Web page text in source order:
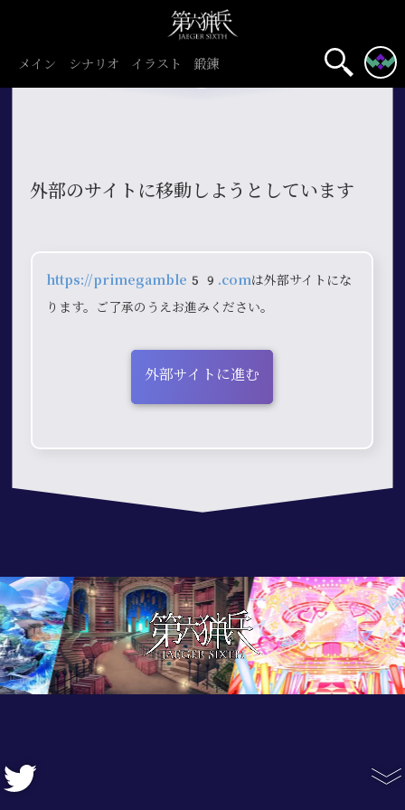
メイン シナリオ イラスト 鍛錬
外部のサイトに移動しようとしています
https://primegamble59.comは外部サイトにな
ります。ご了承のうえお進みください。
外部サイトに進む